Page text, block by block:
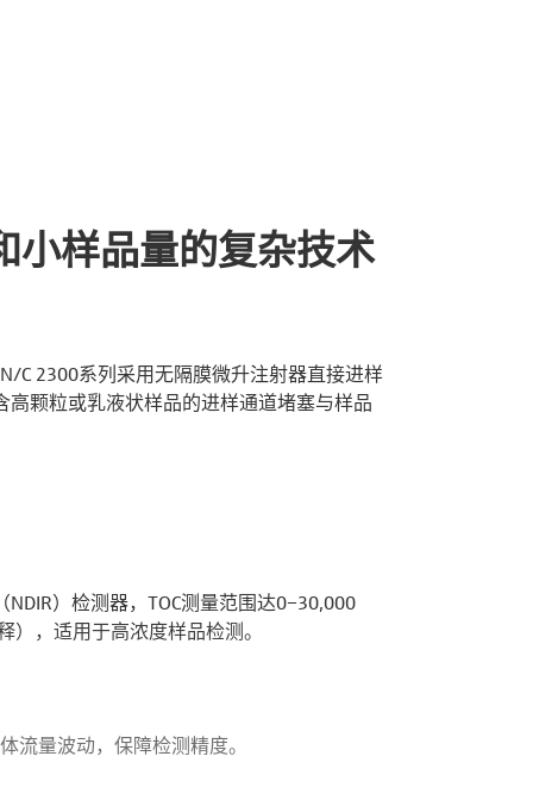
小样品量的复杂技术
C 2300系列采用无隔膜微升注射器直接进样
颗粒或乳液状样品的进样通道堵塞与样品
）检测器，TOC测量范围达0–30,000
，适用于高浓度样品检测。
流量波动，保障检测精度。